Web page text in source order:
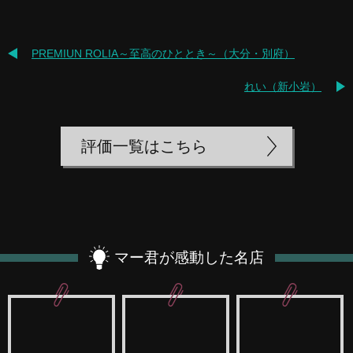
PREMIUN ROLIA～至高のひととき～（大分・別府）
れい（新小岩）
評価一覧はこちら
マー君が感動した名店